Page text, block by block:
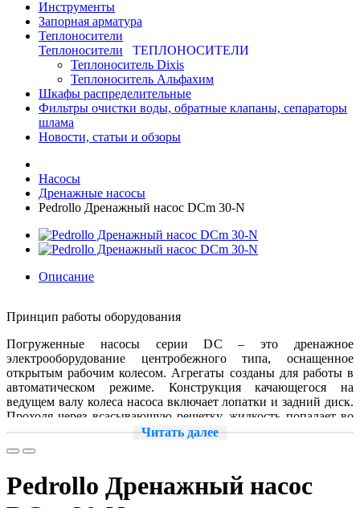
Инструменты
Запорная арматура
Теплоносители
Теплоносители
ТЕПЛОНОСИТЕЛИ
Теплоноситель Dixis
Теплоноситель Альфахим
Шкафы распределительные
Фильтры очистки воды, обратные клапаны, сепараторы
шлама
Новости, статьи и обзоры
Насосы
Дренажные насосы
Pedrollo Дренажный насос DCm 30-N
Описание
Принцип работы оборудования
Погруженные насосы серии DC – это дренажное
электрооборудование центробежного типа, оснащенное
открытым рабочим колесом. Агрегаты созданы для работы в
автоматическом режиме. Конструкция качающегося на
ведущем валу колеса насоса включает лопатки и задний диск.
Проходя через всасывающую решетку, жидкость попадает во
вращающийся лопаточный канал и приобретает радиальное
попадает в спираль, после чего часть кинетической энергии
преобразуется в энергию напора. Далее вода выходит из
агрегата по вертикальному патрубку нагнетательного
Читать далее
Pedrollo Дренажный насос